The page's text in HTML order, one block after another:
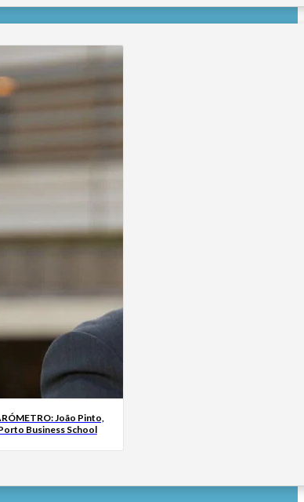
João Pinto,
Business School